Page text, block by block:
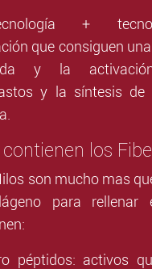
+
que consiguen
y la
y la síntesis de
contienen los
son mucho mas
para rellenar
péptidos: activos